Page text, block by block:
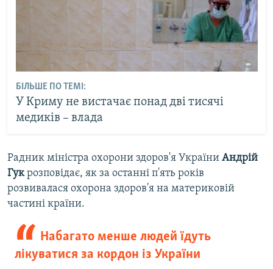
БІЛЬШЕ ПО ТЕМІ:
У Криму не вистачає понад дві тисячі
медиків – влада
Радник міністра охорони здоров'я України Андрій
Гукрозповідає, як за останні п'ять років
розвивалася охорона здоров'я на материковій
частині країни.
Набагато менше людей їдуть
лікуватися за кордон із України